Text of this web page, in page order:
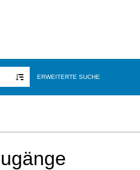
ERWEITERTE SUCHE